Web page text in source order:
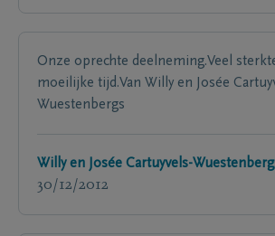
Onze oprechte deelneming.Veel
moeilijke tijd.Van Willy en Josée
Wuestenbergs
Willy en Josée Cartuyvels-
30/12/2012